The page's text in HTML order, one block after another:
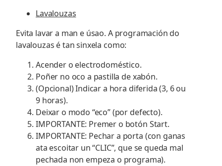
Lavalouzas
Evita lavar a man e úsao. A programación do
lavalouzas é tan sinxela como:
Acender o electrodoméstico.
Poñer no oco a pastilla de xabón.
(Opcional) Indicar a hora diferida (3, 6 ou
9 horas).
Deixar o modo “eco” (por defecto).
IMPORTANTE: Premer o botón Start.
IMPORTANTE: Pechar a porta (con ganas
ata escoitar un “CLIC”, que se queda mal
pechada non empeza o programa).